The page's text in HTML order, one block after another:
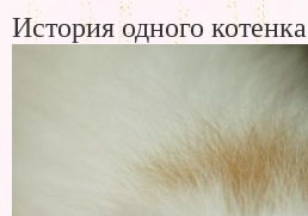
История одного котенка